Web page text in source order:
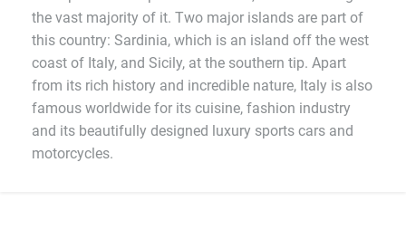
the vast majority of it. Two major islands are part of
this country: Sardinia, which is an island off the west
coast of Italy, and Sicily, at the southern tip. Apart
from its rich history and incredible nature, Italy is also
famous worldwide for its cuisine, fashion industry
and its beautifully designed luxury sports cars and
motorcycles.